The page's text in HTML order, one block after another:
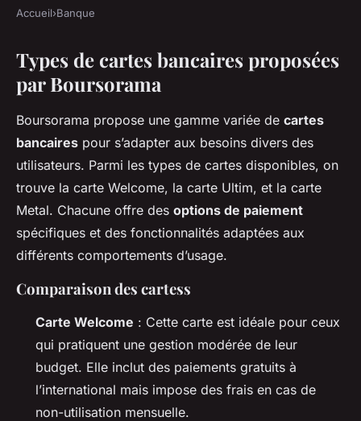
Les cartes bancaires de
Boursorama : comparatif
détaillé
Tiago • 4 décembre 2024 6 min de lecture
Accueil›Banque
Types de cartes bancaires proposées
par Boursorama
Boursorama propose une gamme variée de cartes
bancaires pour s’adapter aux besoins divers des
utilisateurs. Parmi les types de cartes disponibles, on
trouve la carte Welcome, la carte Ultim, et la carte
Metal. Chacune offre des options de paiement
spécifiques et des fonctionnalités adaptées aux
différents comportements d’usage.
Comparaison des cartess
Carte Welcome : Cette carte est idéale pour ceux
qui pratiquent une gestion modérée de leur
budget. Elle inclut des paiements gratuits à
l’international mais impose des frais en cas de
non-utilisation mensuelle.